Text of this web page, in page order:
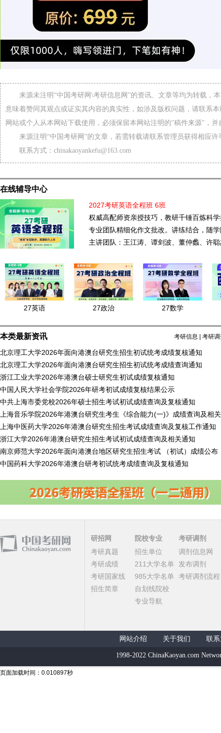
来源未注明“中国考研网\考研信息网”的资讯、文章等均为转载，
意味着赞同其观点或证实其内容的真实性，如涉及版权问题，请联系
网站或个人从本网站下载使用，必须保留本网站注明的"稿件来源"，
来源注明“中国考研网”的文章，若需转载请联系管理员获得相应许
联系方式：chinakaoyankefu@163.com
在线辅导中心
2027考研英语全程班 6班
权威高配师资亲授技巧，教研千锤百炼科
专业团队精细化作文批改。讲练结合，随
主讲团队：王江涛、谭剑波、董仲蠡、许
27英语 27政治 27数学
本类最新资讯 考研信息 考研
北京理工大学2026年面向港澳台研究生招生初试统考成绩复核通知
北京理工大学2026年面向港澳台研究生招生初试统考成绩查询通知
浙江工业大学2026年港澳台硕士研究生初试成绩复核通知
中国人民大学社会学院2026年研考初试成绩复核结果公示
中共上海市委党校2026年硕士招生考试初试成绩查询及复核通知
上海音乐学院2026年港澳台研究生考生《综合能力(一)》成绩查询及相
上海中医药大学2026年港澳台研究生招生考试成绩查询及复核工作通知
浙江大学2026年港澳台研究生招生考试初试成绩查询及相关通知
南京师范大学2026年面向港澳台地区研究生招生考试 （初试）成绩公布
中国药科大学2026年港澳台研考初试统考成绩查询及复核通知
研招网
考研真题
考研成绩
考研国家线
招生简章
院校专业
招生单位
211大学名单
985大学名单
自划线院校
专业导航
考研调剂
调剂信息网
发布调剂
考研调剂流程
网站介绍 关于我们 联
1998-2022 ChinaKaoyan.com
页面加载时间：0.010897秒